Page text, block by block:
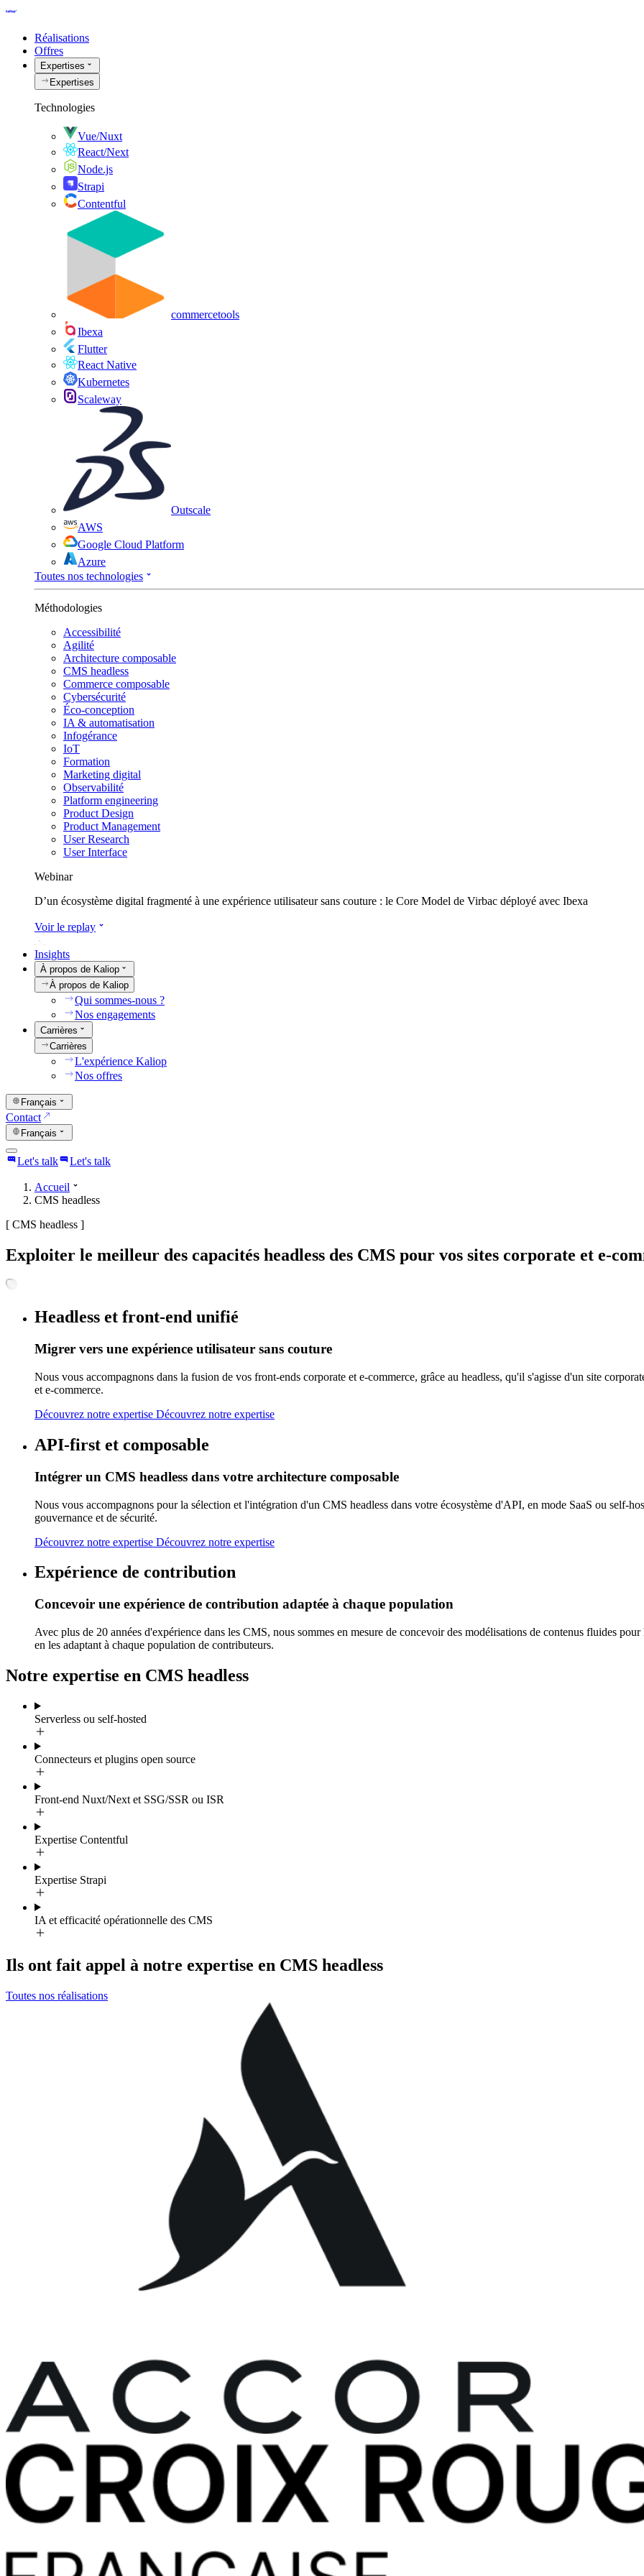
Réalisations
Offres
Expertises
Expertises
Technologies
Vue/Nuxt
React/Next
Node.js
Strapi
Contentful
commercetools
Ibexa
Flutter
React Native
Kubernetes
Scaleway
Outscale
AWS
Google Cloud Platform
Azure
Toutes nos technologies
Méthodologies
Accessibilité
Agilité
Architecture composable
CMS headless
Commerce composable
Cybersécurité
Éco-conception
IA & automatisation
Infogérance
IoT
Formation
Marketing digital
Observabilité
Platform engineering
Product Design
Product Management
User Research
User Interface
Webinar
D’un écosystème digital fragmenté à une expérience utilisateur sans couture : le Core Model de Virbac déployé avec Ibexa
Voir le replay
Insights
À propos de Kaliop
À propos de Kaliop
Qui sommes-nous ?
Nos engagements
Carrières
Carrières
L'expérience Kaliop
Nos offres
Français
Contact
Français
Let's talk Let's talk
Accueil
CMS headless
[ CMS headless ]
Exploiter le meilleur des capacités headless des CMS pour vos sites corporate et e-
Headless et front-end unifié
Migrer vers une expérience utilisateur sans couture
Nous vous accompagnons dans la fusion de vos front-ends corporate et e-commerce, grâce au headless, qu'il s'agisse d'un site
et e-commerce.
Découvrez notre expertise Découvrez notre expertise
API-first et composable
Intégrer un CMS headless dans votre architecture composable
Nous vous accompagnons pour la sélection et l'intégration d'un CMS headless dans votre écosystème d'API, en mode SaaS ou self-
gouvernance et de sécurité.
Découvrez notre expertise Découvrez notre expertise
Expérience de contribution
Concevoir une expérience de contribution adaptée à chaque population
Avec plus de 20 années d'expérience dans les CMS, nous sommes en mesure de concevoir des modélisations de contenus fluides
en les adaptant à chaque population de contributeurs.
Notre expertise en CMS headless
Serverless ou self-hosted
Connecteurs et plugins open source
Front-end Nuxt/Next et SSG/SSR ou ISR
Expertise Contentful
Expertise Strapi
IA et efficacité opérationnelle des CMS
Ils ont fait appel à notre expertise en CMS headless
Toutes nos réalisations